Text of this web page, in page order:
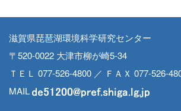
滋賀県琵琶湖環境科学研究センター
〒520-0022 大津市柳が崎5-34
ＴＥＬ 077-526-4800 ／ ＦＡＸ 077-526-
MAIL